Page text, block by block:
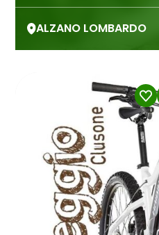
ALZANO LOMBARDO